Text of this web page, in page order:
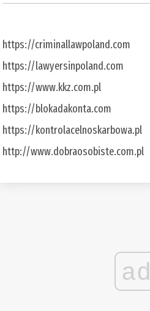
https://criminallawpoland.com
https://lawyersinpoland.com
https://www.kkz.com.pl
https://blokadakonta.com
https://kontrolacelnoskarbowa.pl
http://www.dobraosobiste.com.pl
ad